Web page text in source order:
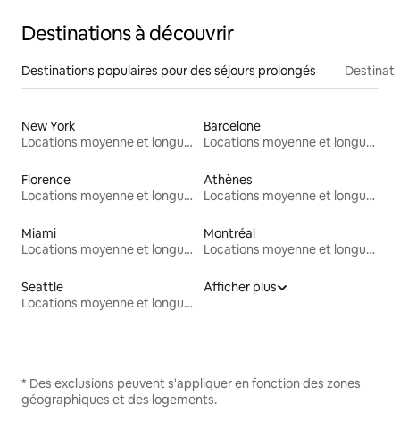
Destinations à découvrir
Destinations populaires pour des séjours prolongés
New York
Locations moyenne et longue durée
Barcelone
Locations moyenne et longue durée
Florence
Locations moyenne et longue durée
Athènes
Locations moyenne et longue durée
Miami
Locations moyenne et longue durée
Montréal
Locations moyenne et longue durée
Seattle
Locations moyenne et longue durée
Afficher plus
* Des exclusions peuvent s'appliquer en fonction des zones
géographiques et des logements.